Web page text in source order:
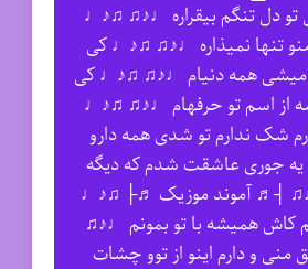
تو دل تنگم بیقراره ♩♪♫ ♫♪♩
تنها نمیذاره ♩♪♫ ♫♪♩ کی
میشی همه دنیام ♩♪♫ ♫♪♩ کی
از اسم تو حرفهام ♩♪♫ ♫♪♩
شک ندارم تو شدی همه دارو
جوری عاشقت شدم که دیگه
┤♬ آموند موزیک ♬├ ♫♪♩
کاش همیشه با تو بمونم ♩♪♫
و دارم اینو از توو چشات